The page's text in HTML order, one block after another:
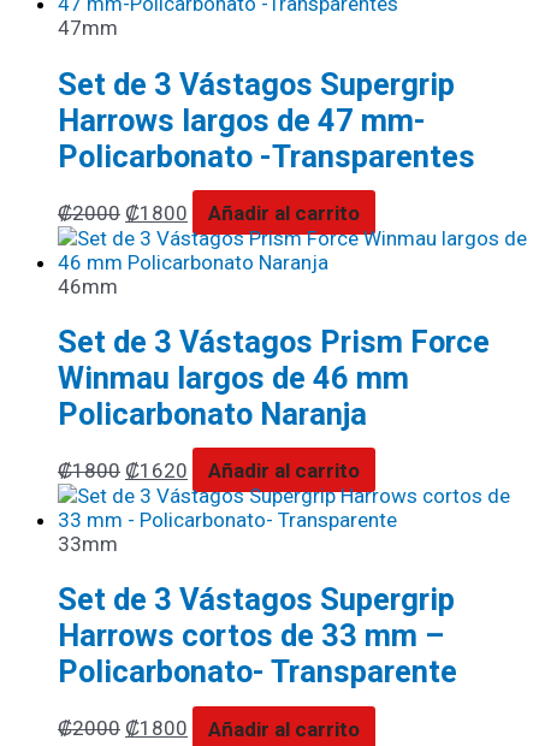
47mm
Set de 3 Vástagos Supergrip
Harrows largos de 47 mm-
Policarbonato -Transparentes
₡2000 ₡1800 Añadir al carrito
46mm
Set de 3 Vástagos Prism Force
Winmau largos de 46 mm
Policarbonato Naranja
₡1800 ₡1620 Añadir al carrito
33mm
Set de 3 Vástagos Supergrip
Harrows cortos de 33 mm –
Policarbonato- Transparente
₡2000 ₡1800 Añadir al carrito